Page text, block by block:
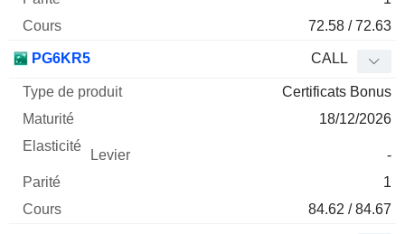
72.58 / 72.63
PG6KR5 CALL
Certificats Bonus
18/12/2026
-
1
84.62 / 84.67